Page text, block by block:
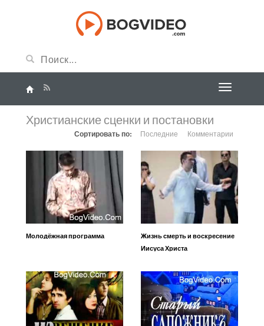
Христианские сценки и постановки
Сортировать по: Последние Комментарии
Молодёжная программа
Жизнь смерть и воскресение
Иисуса Христа